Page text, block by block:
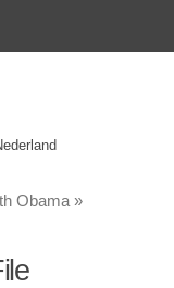
Obama »